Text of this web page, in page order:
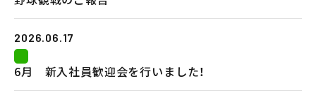
お問い合わせ
お電話でのお問い合わせ
053-445-4350
2026.06.17
6月 新入社員歓迎会を行いました！